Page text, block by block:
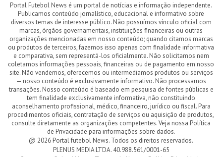
Portal Futebol News é um portal de notícias e informação independente.
Publicamos conteúdo jornalístico, educacional e informativo sobre
diversos temas de interesse público. Não possuímos vínculo oficial com
marcas, órgãos governamentais, instituições financeiras ou outras
organizações mencionadas em nosso conteúdo; quando citamos marcas
ou produtos de terceiros, fazemos isso apenas com finalidade informativa
e comparativa, sem representá-los oficialmente. Não solicitamos nem
coletamos informações pessoais, financeiras ou de pagamento em nosso
site. Não vendemos, oferecemos ou intermediamos produtos ou serviços
— nosso conteúdo é exclusivamente informativo. Não processamos
transações. Nosso conteúdo é baseado em pesquisa de fontes públicas e
tem finalidade exclusivamente informativa, não constituindo
aconselhamento profissional, médico, financeiro, jurídico ou fiscal. Para
procedimentos oficiais, contratação de serviços ou aquisição de produtos,
consulte diretamente as organizações competentes. Veja nossa Política
de Privacidade para informações sobre dados.
@ 2026 Portal futebol News. Todos os direitos reservados.
PLENUS MEDIA LTDA. 40.988.561/0001-65